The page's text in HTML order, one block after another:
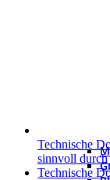
Technische
sinnvoll durch
Nächster
Technische